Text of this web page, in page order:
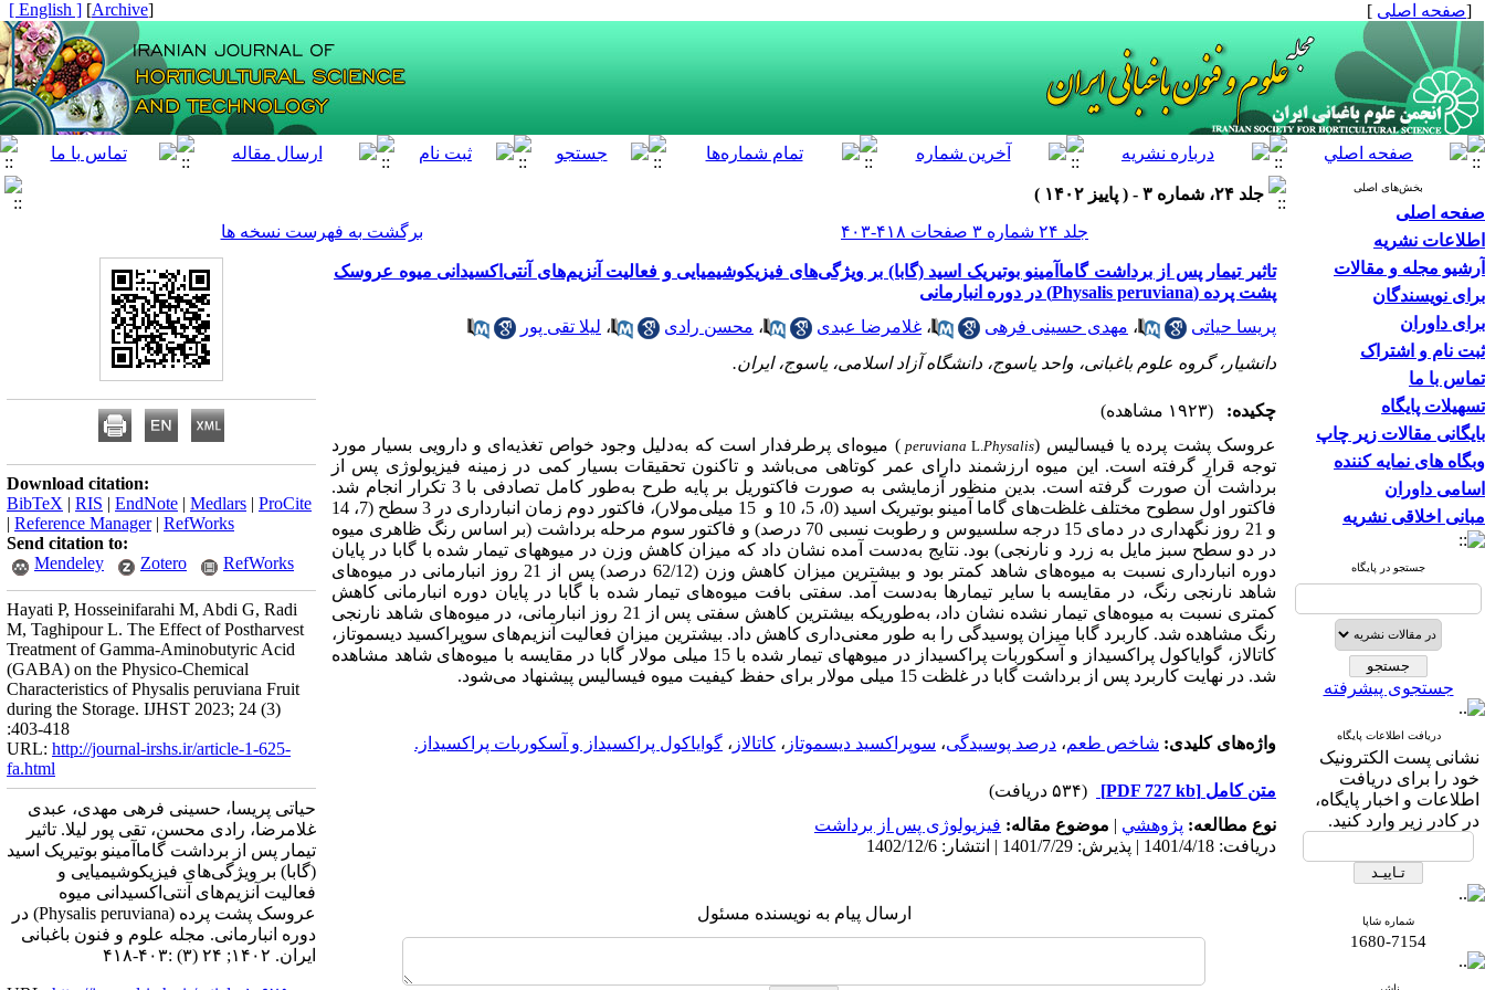
[صفحه اصلی ]
[
Archive
]
[ English ]
بخش‌های اصلی
صفحه اصلی
اطلاعات نشریه
آرشیو مجله و مقالات
برای نویسندگان
برای داوران
ثبت نام و اشتراک
تماس با ما
تسهیلات پایگاه
بایگانی مقالات زیر چاپ
وبگاه های نمایه کننده
اسامی داوران
مبانی اخلاقی نشریه
جستجو در پایگاه
جستجوی پیشرفته
دریافت اطلاعات پایگاه
نشانی پست الکترونیک
خود را برای دریافت
اطلاعات و اخبار پایگاه،
در کادر زیر وارد کنید.
شماره شاپا
1680-7154
جلد ۲۴، شماره ۳ - ( پاییز ۱۴۰۲ )
جلد ۲۴ شماره ۳ صفحات ۴۱۸-۴۰۳
برگشت به فهرست نسخه ها
تاثیر تیمار پس از برداشت گاما‌‌آمینو بوتیریک اسید (گابا) بر ویژگی‌‌های فیزیکو‌‌‌‌شیمیایی و فعالیت آنزیم‌‌های آنتی‌‌اکسیدانی میوه عروسک
پشت پرده (Physalis peruviana) در دوره انبارمانی
پریسا حیاتی
، مهدی حسینی فرهی ، غلامرضا عبدی ، محسن رادی ، لیلا تقی پور
دانشیار، گروه علوم باغبانی، واحد یاسوج، دانشگاه آزاد اسلامی، یاسوج، ایران.
چکیده:
(۱۹۲۳ مشاهده)
عروسک پشت پرده یا فیسالیس (
Physalis
peruviana L.
) میوه‌‌ای پرطرفدار است که به‌‌دلیل وجود خواص تغذیه‌‌ا‌‌ی و دارویی بسیار مورد
توجه قرار گرفته است. این میوه ارزشمند دارای عمر کوتاهی می‌‌باشد و تاکنون تحقیقات بسیار کمی در زمینه فیزیولوژی پس از
برداشت آن صورت گرفته است. بدین منظور آزمایشی به صورت فاکتوریل بر پایه طرح به‌‌طور کامل تصادفی با 3 تکرار انجام شد.
فاکتور اول سطوح مختلف غلظتهای گاما آمینو بوتیریک اسید (0، 5، 10 و
15 میلی‌‌مولار)، فاکتور دوم زمان انبارداری در 3 سطح (7، 14
و 21 روز نگهداری در دمای 15 درجه سلسیوس و رطوبت نسبی 70 درصد) و فاکتور سوم مرحله برداشت (بر اساس رنگ ظاهری میوه
در دو سطح سبز مایل به زرد و نارنجی) بود. نتایج به‌‌دست آمده نشان داد که میزان کاهش وزن در میوه­های تیمار شده با گابا در پایان
دوره انبارداری نسبت به میوه‌‌های شاهد کمتر بود و بیشترین میزان کاهش وزن (62/12 درصد) پس از 21 روز انبارمانی در میوه‌‌های
شاهد نارنجی رنگ، در مقایسه با سایر تیمارها به‌‌دست آمد. سفتی بافت میوه‌‌های تیمار شده با گابا در پایان دوره انبارمانی کاهش
کمتری نسبت به میوه‌‌های تیمار‌‌ نشده نشان داد، به‌‌طوریکه بیشترین کاهش سفتی پس از 21 روز انبارمانی، در میوه‌‌های شاهد نارنجی
رنگ مشاهده شد. کاربرد گابا میزان پوسیدگی را به طور معنی‌‌داری کاهش داد. بیشترین میزان فعالیت آنزیم‌‌های سوپراکسید دیسموتاز،
کاتالاز، گوایاکول
پراکسیداز و آسکوربات پراکسیداز در میوه­های تیمار شده با 15 میلی مولار گابا در مقایسه با میوه‌‌های شاهد مشاهده
شد. در نهایت کاربرد پس از برداشت گابا در غلظت 15 میلی مولار برای حفظ کیفیت میوه فیسالیس پیشنهاد می‌‌شود.
واژه‌های کلیدی: شاخص طعم، درصد پوسیدگی، سوپراکسید دیسموتاز ، کاتالاز ، گوایاکول پراکسیداز و آسکوربات پراکسیداز.
متن کامل [PDF 727 kb]
(۵۳۴ دریافت)
نوع مطالعه: پژوهشي | موضوع مقاله: فیزیولوژی پس از برداشت
دریافت: 1401/4/18 | پذیرش: 1401/7/29 | انتشار: 1402/12/6
ارسال پیام به نویسنده مسئول
Download citation:
BibTeX | RIS | EndNote | Medlars | ProCite
| Reference Manager| RefWorks
Send citation to:
Mendeley
Zotero RefWorks
Hayati P, Hosseinifarahi M, Abdi G, Radi
M, Taghipour L. The Effect of Postharvest
Treatment of Gamma-Aminobutyric Acid
(GABA) on the Physico-Chemical
Characteristics of Physalis peruviana Fruit
during the Storage. IJHST 2023; 24 (3)
:403-418
URL: http://journal-irshs.ir/article-1-625-
fa.html
حیاتی پریسا، حسینی فرهی مهدی، عبدی
غلامرضا، رادی محسن، تقی پور لیلا. تاثیر
تیمار پس از برداشت گاما‌‌آمینو بوتیریک اسید
(گابا) بر ویژگی‌‌های فیزیکو‌‌‌‌شیمیایی و
فعالیت آنزیم‌‌های آنتی‌‌اکسیدانی میوه
عروسک پشت پرده (Physalis peruviana) در
دوره انبارمانی. مجله علوم و فنون باغبانی
ایران. ۱۴۰۲; ۲۴ (۳) :۴۰۳-۴۱۸